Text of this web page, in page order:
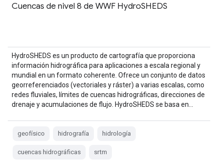
Cuencas de nivel 8 de WWF HydroSHEDS
HydroSHEDS es un producto de cartografía que proporciona
información hidrográfica para aplicaciones a escala regional y
mundial en un formato coherente. Ofrece un conjunto de datos
georreferenciados (vectoriales y ráster) a varias escalas, como
redes fluviales, límites de cuencas hidrográficas, direcciones de
drenaje y acumulaciones de flujo. HydroSHEDS se basa en…
geofísico hidrografía hidrología
cuencas hidrográficas srtm